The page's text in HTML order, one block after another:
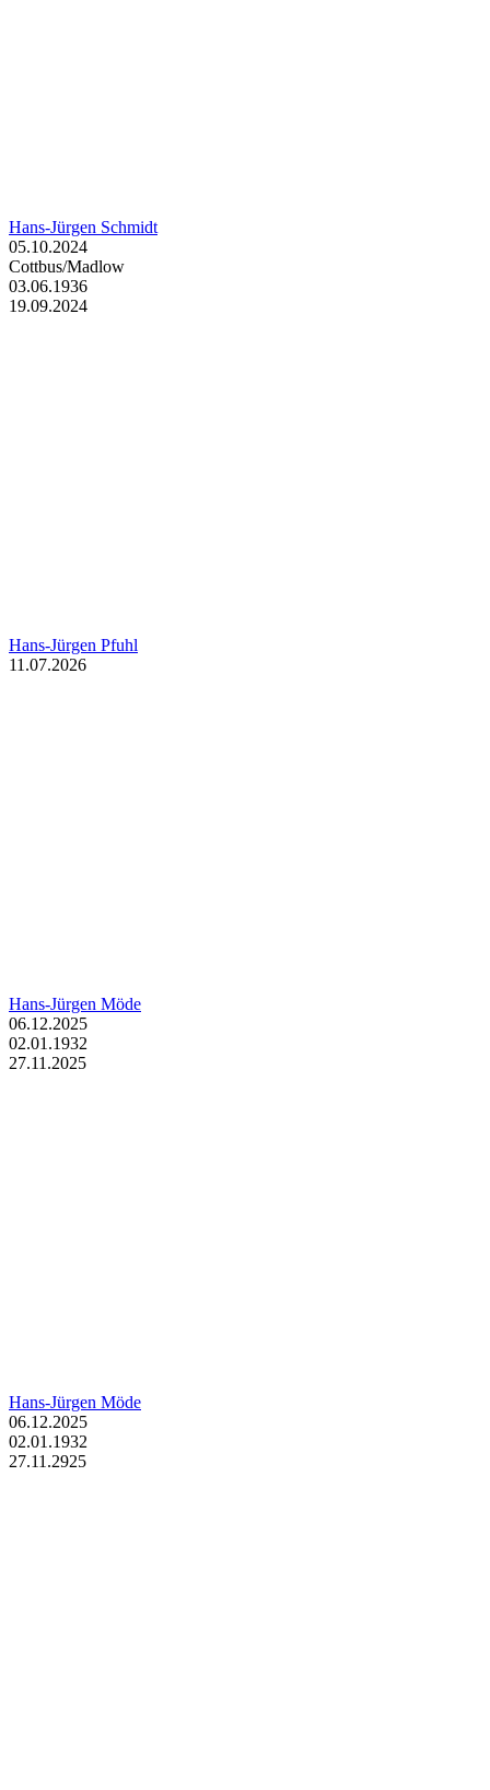
Hans-Jürgen Schmidt
05.10.2024
Cottbus/Madlow
03.06.1936
19.09.2024
Hans-Jürgen Pfuhl
11.07.2026
Hans-Jürgen Möde
06.12.2025
02.01.1932
27.11.2025
Hans-Jürgen Möde
06.12.2025
02.01.1932
27.11.2925